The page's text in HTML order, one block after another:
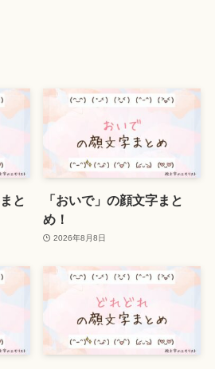
と
「おいで」の顔文字まと
め！
2026年8月8日